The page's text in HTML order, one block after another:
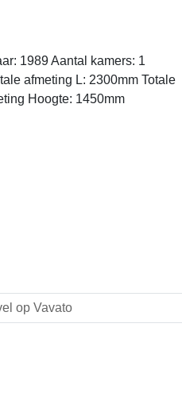
1989 Aantal kamers: 1
afmeting L: 2300mm Totale
Hoogte: 1450mm
op Vavato